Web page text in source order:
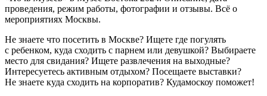
проведения, режим работы, фотографии и отзывы. Всё о
мероприятиях Москвы.
Не знаете что посетить в Москве? Ищете где погулять
с ребенком, куда сходить с парнем или девушкой? Выбираете
место для свидания? Ищете развлечения на выходные?
Интересуетесь активным отдыхом? Посещаете выставки?
Не знаете куда сходить на корпоратив? Кудамоскоу поможет!